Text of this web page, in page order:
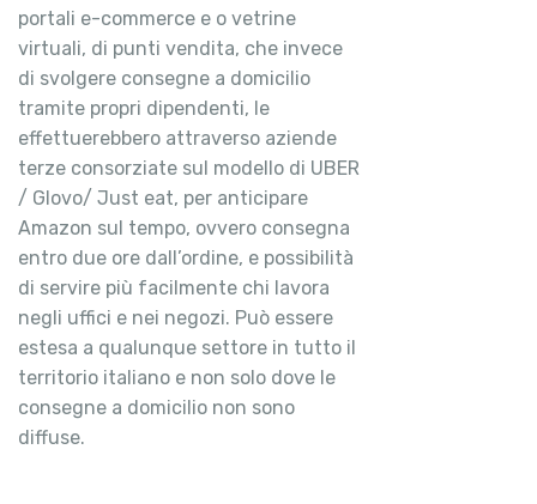
portali e-commerce e o vetrine
virtuali, di punti vendita, che invece
di svolgere consegne a domicilio
tramite propri dipendenti, le
effettuerebbero attraverso aziende
terze consorziate sul modello di UBER
/ Glovo/ Just eat, per anticipare
Amazon sul tempo, ovvero consegna
entro due ore dall’ordine, e possibilità
di servire più facilmente chi lavora
negli uffici e nei negozi. Può essere
estesa a qualunque settore in tutto il
territorio italiano e non solo dove le
consegne a domicilio non sono
diffuse.